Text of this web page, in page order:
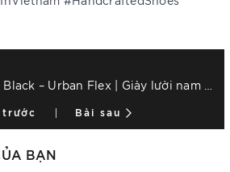
trước Bài sau
BẠN